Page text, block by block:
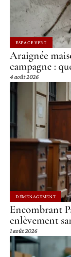
ESPACE VERT
Araignée
campagne :
4 août 2026
DÉMÉNAGEMENT
Encombrant
enlèvement
1 août 2026